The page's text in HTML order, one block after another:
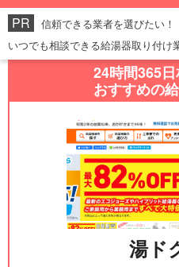
信頼できる業者を選びたい！
いつでも相談できる給湯器取り付け
24時間365日
おすすめの
湯ド